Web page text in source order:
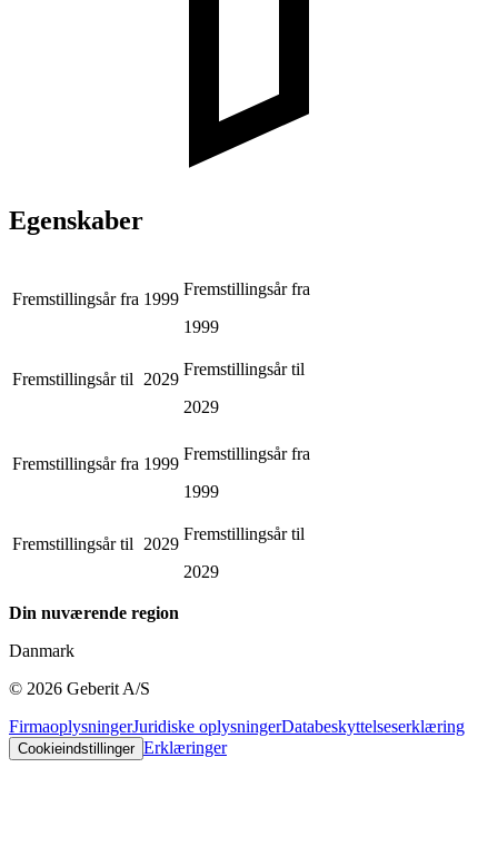
Egenskaber
Fremstillingsår fra 1999
Fremstillingsår fra
1999
Fremstillingsår til 2029
Fremstillingsår til
2029
Fremstillingsår fra 1999
Fremstillingsår fra
1999
Fremstillingsår til 2029
Fremstillingsår til
2029
Din nuværende region
Danmark
© 2026 Geberit A/S
FirmaoplysningerJuridiske oplysningerDatabeskyttelseserklæring
Cookieindstillinger Erklæringer